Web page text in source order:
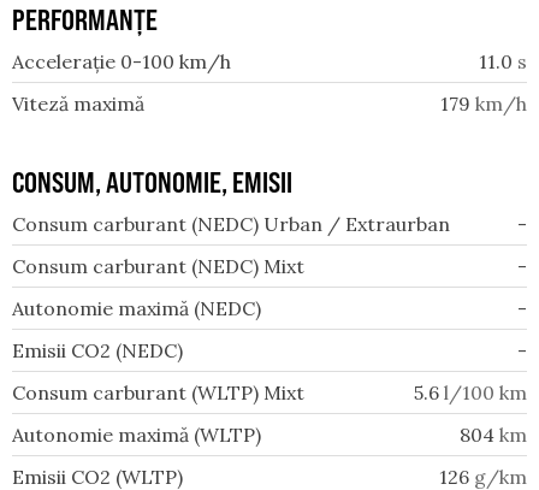
PERFORMANȚE
Accelerație 0-100 km/h 11.0 s
Viteză maximă
179 km/h
CONSUM, AUTONOMIE, EMISII
Consum carburant (NEDC) Urban / Extraurban
-
Consum carburant (NEDC) Mixt
-
Autonomie maximă (NEDC)
-
Emisii CO2 (NEDC)
-
Consum carburant (WLTP) Mixt
5.6 l/100 km
Autonomie maximă (WLTP)
804 km
Emisii CO2 (WLTP)
126 g/km